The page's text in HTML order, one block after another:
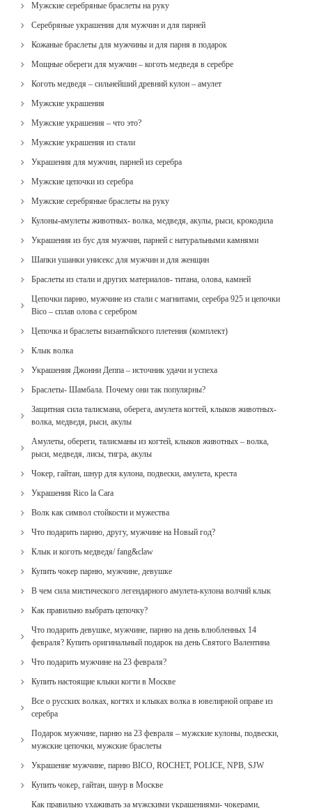
Мужские серебряные браслеты на руку
Серебряные украшения для мужчин и для парней
Кожаные браслеты для мужчины и для парня в подарок
Мощные обереги для мужчин – коготь медведя в серебре
Коготь медведя – сильнейший древний кулон – амулет
Мужские украшения
Мужские украшения – что это?
Мужские украшения из стали
Украшения для мужчин, парней из серебра
Мужские цепочки из серебра
Мужские серебряные браслеты на руку
Кулоны-амулеты животных- волка, медведя, акулы, рыси, крокодила
Украшения из бус для мужчин, парней с натуральными камнями
Шапки ушанки унисекс для мужчин и для женщин
Браслеты из стали и других материалов- титана, олова, камней
Цепочки парню, мужчине из стали с магнитами, серебра 925 и цепочки
Bico – сплав олова с серебром
Цепочка и браслеты византийского плетения (комплект)
Клык волка
Украшения Джонни Деппа – источник удачи и успеха
Браслеты- Шамбала. Почему они так популярны?
Защитная сила талисмана, оберега, амулета когтей, клыков животных-
волка, медведя, рыси, акулы
Амулеты, обереги, талисманы из когтей, клыков животных – волка,
рыси, медведя, лисы, тигра, акулы
Чокер, гайтан, шнур для кулона, подвески, амулета, креста
Украшения Rico la Cara
Волк как символ стойкости и мужества
Что подарить парню, другу, мужчине на Новый год?
Клык и коготь медведя/ fang&claw
Купить чокер парню, мужчине, девушке
В чем сила мистического легендарного амулета-кулона волчий клык
Как правильно выбрать цепочку?
Что подарить девушке, мужчине, парню на день влюбленных 14
февраля? Купить оригинальный подарок на день Святого Валентина
Что подарить мужчине на 23 февраля?
Купить настоящие клыки когти в Москве
Все о русских волках, когтях и клыках волка в ювелирной оправе из
серебра
Подарок мужчине, парню на 23 февраля – мужские кулоны, подвески,
мужские цепочки, мужские браслеты
Украшение мужчине, парню BICO, ROCHET, POLICE, NPB, SJW
Купить чокер, гайтан, шнур в Москве
Как правильно ухаживать за мужскими украшениями- чокерами,